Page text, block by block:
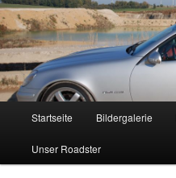
Zum
Inhalt
Zum
sekundären
Startseite Bildergalerie
Unser Roadster